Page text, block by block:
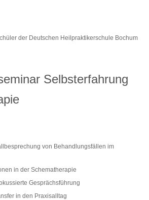
der Deutschen Heilpraktikerschule Bochum
Selbsterfahrung
von Behandlungsfällen im
in der Schematherapie
Gesprächsführung
in den Praxisalltag